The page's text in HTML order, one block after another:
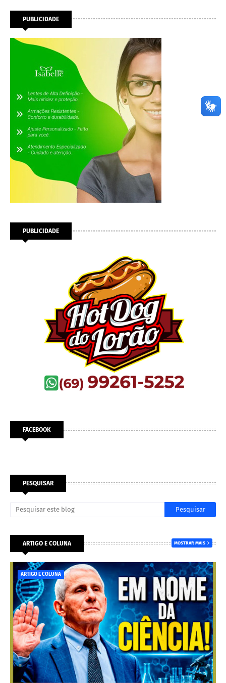
PUBLICIDADE
PUBLICIDADE
FACEBOOK
PESQUISAR
ARTIGO E COLUNA MOSTRAR MAIS
ARTIGO E COLUNA